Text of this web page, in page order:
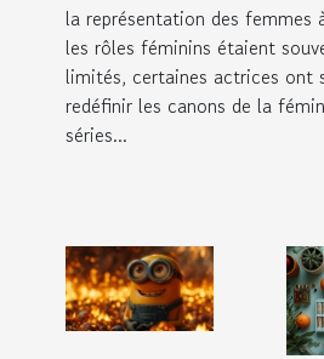
la représentation des femmes
les rôles féminins étaient
limités, certaines actrices ont
redéfinir les canons de la
séries...